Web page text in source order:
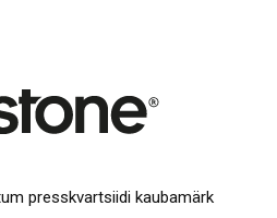
presskvartsiidi kaubamärk